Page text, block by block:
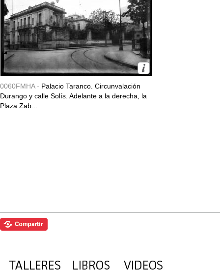
0060FMHA - Palacio Taranco. Circunvalación
Durango y calle Solís. Adelante a la derecha, la
Plaza Zab...